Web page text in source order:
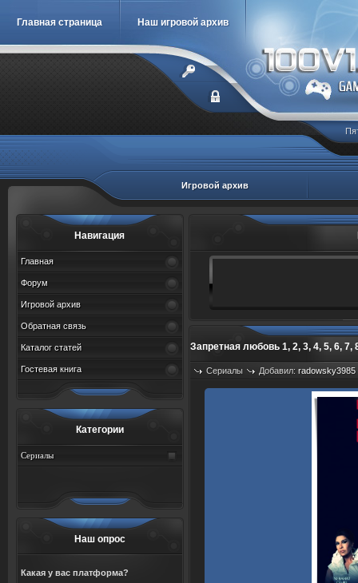
Главная страница Наш игровой архив
Игровой архив
Навигация
Главная
Форум
Игровой архив
Обратная связь
Каталог статей
Гостевая книга
Категории
Сериалы
Наш опрос
Какая у вас платформа?
Запретная любовь 1, 2, 3, 4, 5, 6, 7,
Сериалы Добавил: radowsky3985
Просмотров: 559